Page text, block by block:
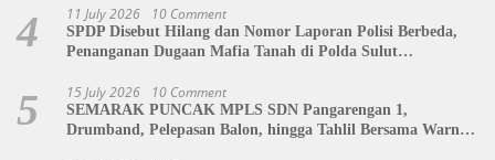
4 11 July 2026 10 Comment
SPDP Disebut Hilang dan Nomor Laporan Polisi Berbeda,
Penanganan Dugaan Mafia Tanah di Polda Sulut
5 15 July 2026 10 Comment
SEMARAK PUNCAK MPLS SDN Pangarengan 1,
Drumband, Pelepasan Balon, hingga Tahlil Bersama Warnai